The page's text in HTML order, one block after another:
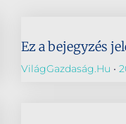
Ez a bejegyzés
VilágGazdaság.hu